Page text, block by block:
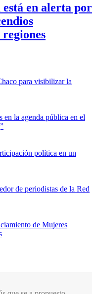
en alerta por
regiones
para visibilizar la
en la agenda pública en el
política en un
de periodistas de la Red
de Mujeres